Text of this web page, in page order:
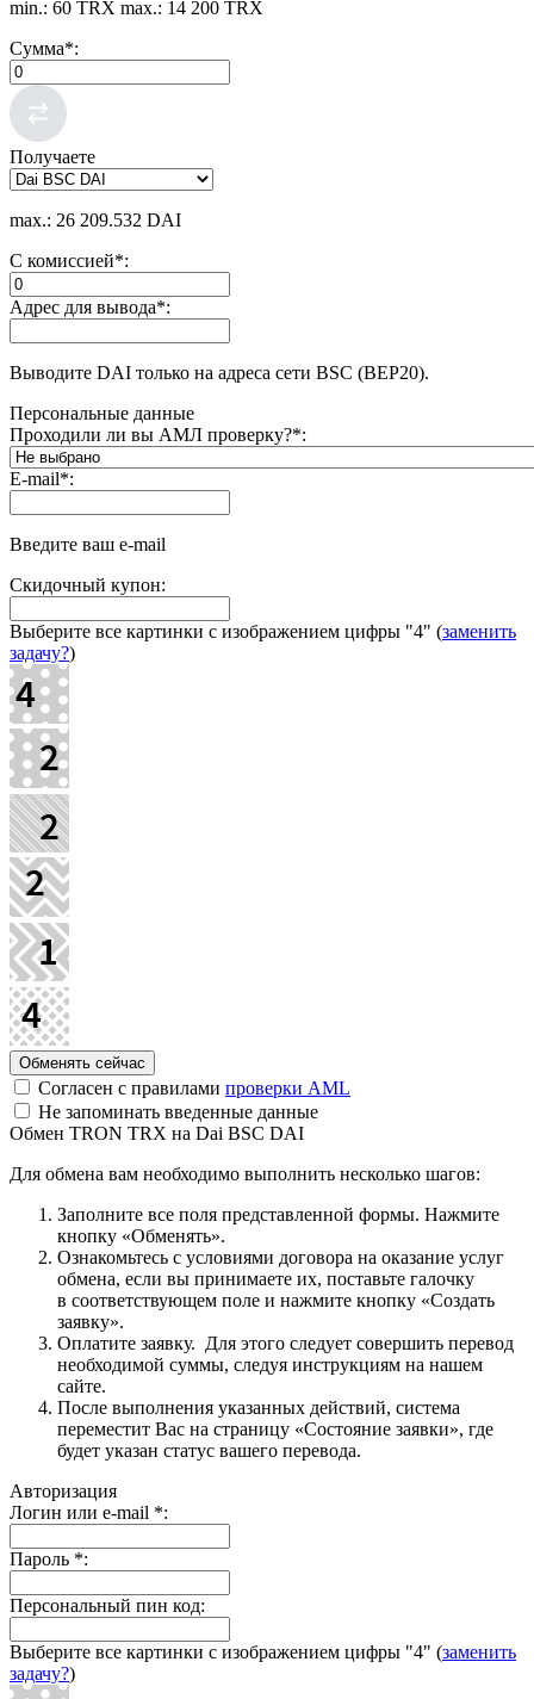
min.: 60 TRX max.: 14 200 TRX
Сумма*:
Получаете
max.: 26 209.532 DAI
С комиссией*:
Адрес для вывода*:
Выводите DAI только на адреса сети BSC (BEP20).
Персональные данные
Проходили ли вы АМЛ проверку?*:
E-mail*:
Введите ваш e-mail
Скидочный купон:
Выберите все картинки с изображением цифры "4" (заменить
задачу?)
Согласен с правилами проверки AML
Не запоминать введенные данные
Обмен TRON TRX на Dai BSC DAI
Для обмена вам необходимо выполнить несколько шагов:
Заполните все поля представленной формы. Нажмите
кнопку «Обменять».
Ознакомьтесь с условиями договора на оказание услуг
обмена, если вы принимаете их, поставьте галочку
в соответствующем поле и нажмите кнопку «Создать
заявку».
Оплатите заявку. Для этого следует совершить перевод
необходимой суммы, следуя инструкциям на нашем
сайте.
После выполнения указанных действий, система
переместит Вас на страницу «Состояние заявки», где
будет указан статус вашего перевода.
Авторизация
Логин или e-mail *:
Пароль *:
Персональный пин код:
Выберите все картинки с изображением цифры "4" (заменить
задачу?)